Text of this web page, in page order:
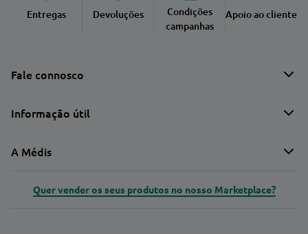
Entregas Devoluções
Condições
campanhas
Apoio ao cliente
Fale connosco
Informação útil
A Médis
Quer vender os seus produtos no nosso Marketplace?